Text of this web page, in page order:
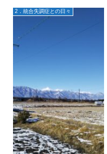
2．統合失調症との日々